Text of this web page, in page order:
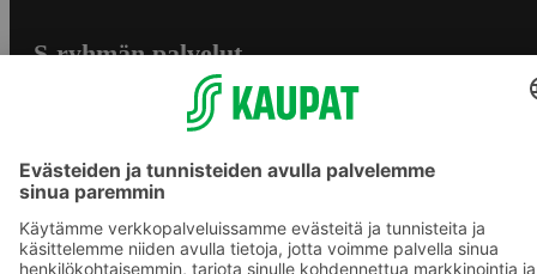
S-ryhmän palvelut
Yhteishyvä Ruoka -sovellus
S-ostoslista -sovellus
Prisma.fi
Sokos.fi